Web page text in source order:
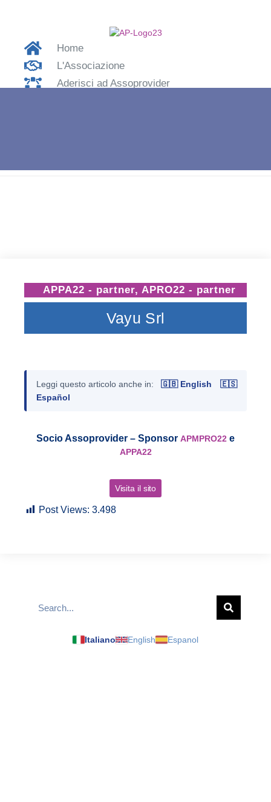
Home
L'Associazione
Aderisci ad Assoprovider
APPA22 - partner, APRO22 - partner
Vayu Srl
Leggi questo articolo anche in: 🇬🇧 English
🇪🇸
Español
Socio Assoprovider – Sponsor APMPRO22 e
APPA22
Visita il sito
Post Views: 3.498
Italiano English Espanol